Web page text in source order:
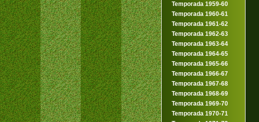
Temporada 1959-60
Temporada 1960-61
Temporada 1961-62
Temporada 1962-63
Temporada 1963-64
Temporada 1964-65
Temporada 1965-66
Temporada 1966-67
Temporada 1967-68
Temporada 1968-69
Temporada 1969-70
Temporada 1970-71